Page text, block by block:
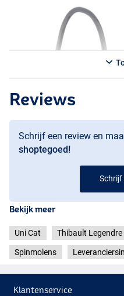
Reviews
Schrijf een review en
shoptegoed!
Schrijf
Bekijk meer
Uni Cat Thibault Legendre
Spinmolens
Klantenservice